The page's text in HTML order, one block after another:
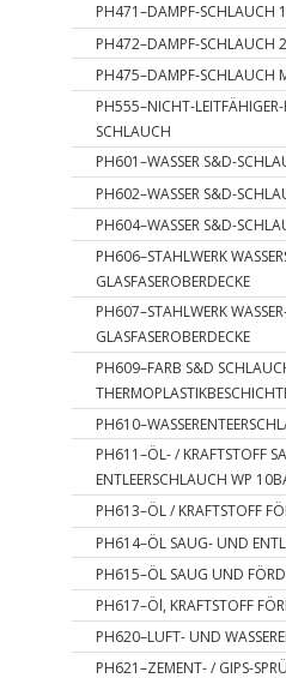
PH471–DAMPF-SCHLAUCH
PH472–DAMPF-SCHLAUCH
PH475–DAMPF-SCHLAUCH
PH555–NICHT-
SCHLAUCH
PH601–WASSER S&D-
PH602–WASSER S&D-
PH604–WASSER S&D-
PH606–STAHLWERK
GLASFASEROBERDECKE
PH607–STAHLWERK
GLASFASEROBERDECKE
PH609–FARB S&D
PH611–ÖL- / KRAFTSTOFF
ENTLEERSCHLAUCH WP
PH613–ÖL / KRAFTSTOFF
PH614–ÖL SAUG- UND
PH615–ÖL SAUG UND
PH617–Öl, KRAFTSTOFF
PH620–LUFT- UND
PH621–ZEMENT- / GIPS-